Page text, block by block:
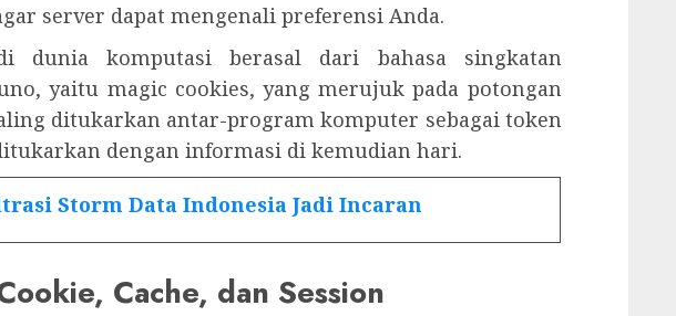
server dapat mengenali preferensi Anda.
dunia komputasi berasal dari bahasa singkatan
yaitu magic cookies, yang merujuk pada potongan
ditukarkan antar-program komputer sebagai token
dengan informasi di kemudian hari.
Storm Data Indonesia Jadi Incaran
Cache, dan Session